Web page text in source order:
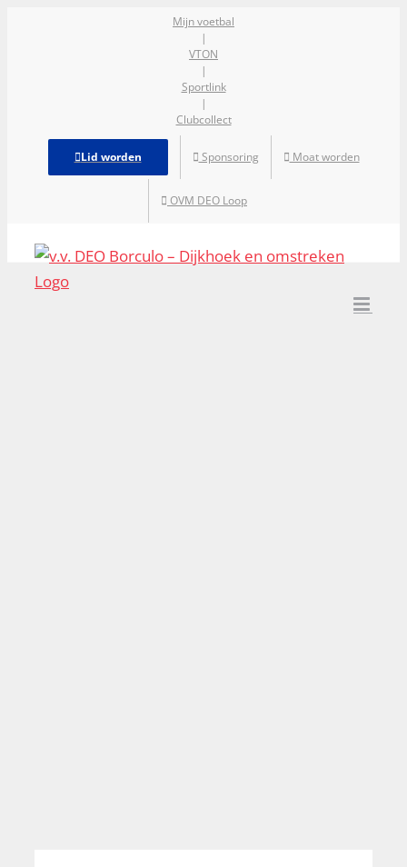
Mijn voetbal
|
VTON
|
Sportlink
|
Clubcollect
Lid worden Sponsoring Moat worden
OVM DEO Loop